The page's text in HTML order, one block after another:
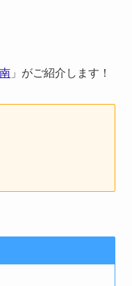
」がご紹介します！